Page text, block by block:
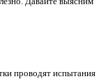
проводят испытания